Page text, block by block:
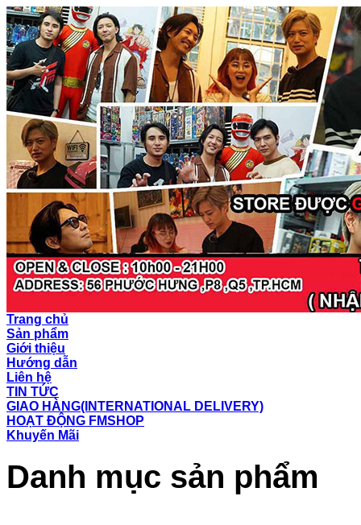
Trang chủ
Sản phẩm
Giới thiệu
Hướng dẫn
Liên hệ
TIN TỨC
GIAO HÀNG(INTERNATIONAL DELIVERY)
HOẠT ĐỘNG FMSHOP
Khuyến Mãi
Danh mục sản phẩm